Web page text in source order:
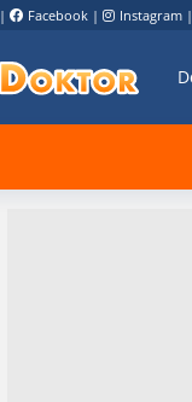
| Facebook | Instagram |